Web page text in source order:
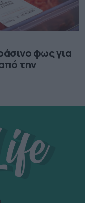
φως για
την